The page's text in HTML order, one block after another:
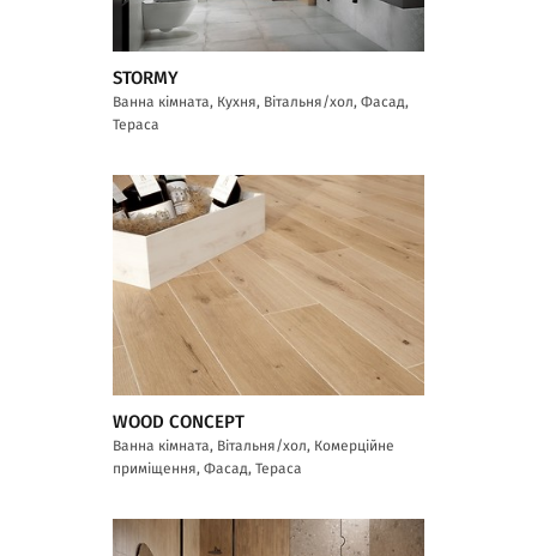
STORMY
Ванна кімната, Кухня, Вітальня/хол, Фасад,
Тераса
WOOD CONCEPT
Ванна кімната, Вітальня/хол, Комерційне
приміщення, Фасад, Тераса